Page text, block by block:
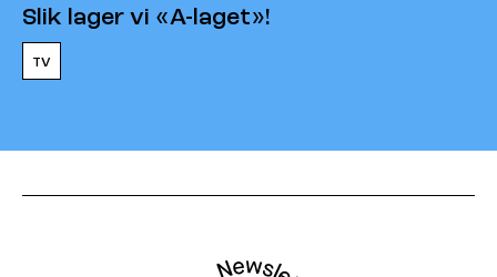
Slik lager vi «A-laget»!
TV